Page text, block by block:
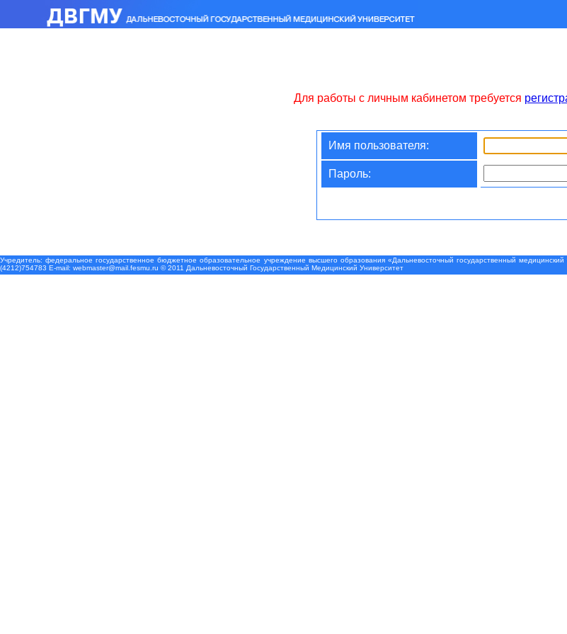
Для работы с личным кабинетом требуется
Имя пользователя:
Пароль:
Учредитель: федеральное государственное бюджетное образовательное учреждение высшего образования «Дальневосточный государственный
(4212)754783 Е-mail: webmaster@mail.fesmu.ru © 2011 Дальневосточный Государственный Медицинский Университет